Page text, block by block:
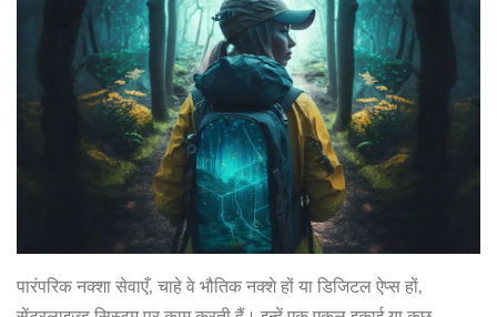
पारंपरिक नक्शा सेवाएँ, चाहे वे भौतिक नक्शे हों या डिजिटल ऐप्स हों,